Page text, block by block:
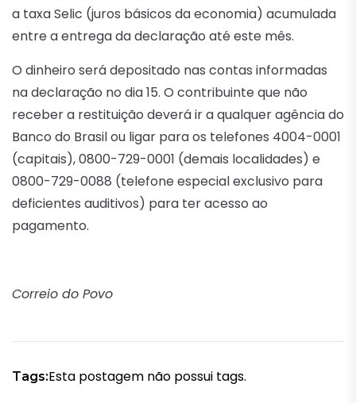
a taxa Selic (juros básicos da economia) acumulada
entre a entrega da declaração até este mês.
O dinheiro será depositado nas contas informadas
na declaração no dia 15. O contribuinte que não
receber a restituição deverá ir a qualquer agência do
Banco do Brasil ou ligar para os telefones 4004-0001
(capitais), 0800-729-0001 (demais localidades) e
0800-729-0088 (telefone especial exclusivo para
deficientes auditivos) para ter acesso ao
pagamento.
Correio do Povo
Tags:Esta postagem não possui tags.